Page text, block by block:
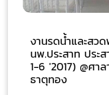
งานรดน้ำและสว
นพ.ประสาท ประ
1-6 '2017) @ศา
ธาตุทอง